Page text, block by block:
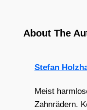
About The
Stefan
Meist
Zahnrädern.